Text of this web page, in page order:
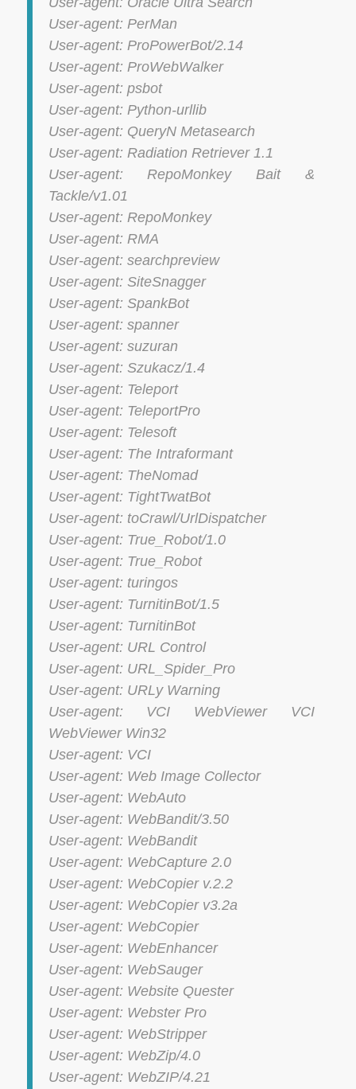
User-agent: PerMan
User-agent: ProPowerBot/2.14
User-agent: ProWebWalker
User-agent: psbot
User-agent: Python-urllib
User-agent: QueryN Metasearch
User-agent: Radiation Retriever 1.1
User-agent: RepoMonkey Bait &
Tackle/v1.01
User-agent: RepoMonkey
User-agent: RMA
User-agent: searchpreview
User-agent: SiteSnagger
User-agent: SpankBot
User-agent: spanner
User-agent: suzuran
User-agent: Szukacz/1.4
User-agent: Teleport
User-agent: TeleportPro
User-agent: Telesoft
User-agent: The Intraformant
User-agent: TheNomad
User-agent: TightTwatBot
User-agent: toCrawl/UrlDispatcher
User-agent: True_Robot/1.0
User-agent: True_Robot
User-agent: turingos
User-agent: TurnitinBot/1.5
User-agent: TurnitinBot
User-agent: URL Control
User-agent: URL_Spider_Pro
User-agent: URLy Warning
User-agent: VCI WebViewer VCI
WebViewer Win32
User-agent: VCI
User-agent: Web Image Collector
User-agent: WebAuto
User-agent: WebBandit/3.50
User-agent: WebBandit
User-agent: WebCapture 2.0
User-agent: WebCopier v.2.2
User-agent: WebCopier v3.2a
User-agent: WebCopier
User-agent: WebEnhancer
User-agent: WebSauger
User-agent: Website Quester
User-agent: Webster Pro
User-agent: WebStripper
User-agent: WebZip/4.0
User-agent: WebZIP/4.21